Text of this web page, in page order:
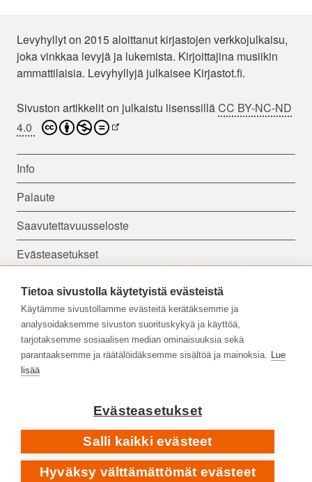
Levyhyllyt on 2015 aloittanut kirjastojen verkkojulkaisu,
joka vinkkaa levyjä ja lukemista. Kirjoittajina musiikin
ammattilaisia. Levyhyllyjä julkaisee Kirjastot.fi.
Sivuston artikkelit on julkaistu lisenssilläCC BY-NC-ND
4.0
Info
Palaute
Saavutettavuusseloste
Evästeasetukset
Seuraa meitä:
Tietoa sivustolla käytetyistä evästeistä
Käytämme sivustollamme evästeitä kerätäksemme ja
analysoidaksemme sivuston suorituskykyä ja käyttöä,
tarjotaksemme sosiaalisen median ominaisuuksia sekä
parantaaksemme ja räätälöidäksemme sisältöä ja mainoksia. Lue
lisää
Evästeasetukset
Salli kaikki evästeet
Hyväksy välttämättömät evästeet